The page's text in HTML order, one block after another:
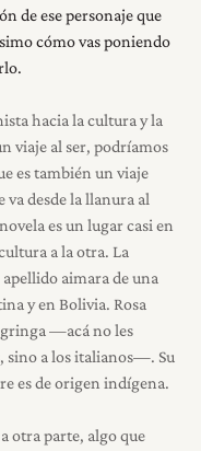
de ese personaje que
cómo vas poniendo
hacia la cultura y la
viaje al ser, podríamos
es también un viaje
va desde la llanura al
es un lugar casi en
a la otra. La
aimara de una
y en Bolivia. Rosa
—acá no les
sino a los italianos—. Su
es de origen indígena.
otra parte, algo que